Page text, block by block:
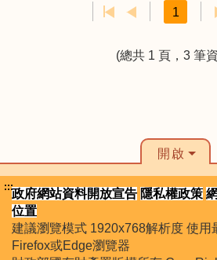
1
(總共 1 頁，3 筆
開啟
:::政府網站資料開放宣告 隱私權政策
位置
建議瀏覽模式 1920x768解析度 使用
Firefox或Edge瀏覽器